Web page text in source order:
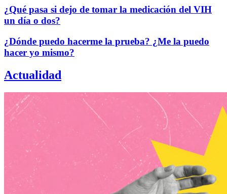
¿Qué pasa si dejo de tomar la medicación del VIH
un día o dos?
¿Dónde puedo hacerme la prueba? ¿Me la puedo
hacer yo mismo?
Actualidad